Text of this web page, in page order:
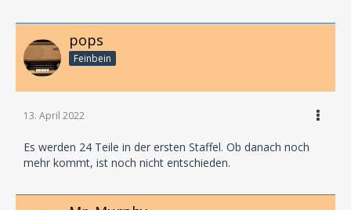
pops
Feinbein
13. April 2022
Es werden 24 Teile in der ersten Staffel. Ob danach noch
mehr kommt, ist noch nicht entschieden.